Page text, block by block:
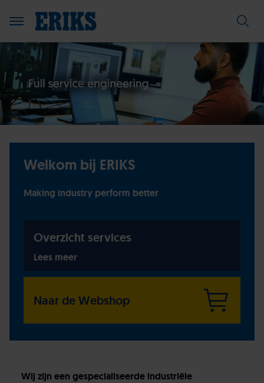
Welkom bij ERIKS
Making industry perform better
Overzicht services
Lees meer
Naar de Webshop
Wij zijn een gespecialiseerde industriële